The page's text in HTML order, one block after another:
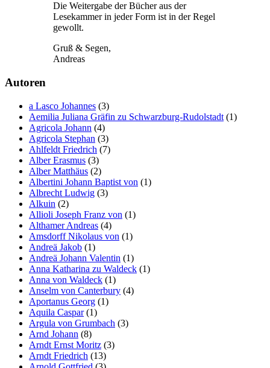
Die Weitergabe der Bücher aus der
Lesekammer in jeder Form ist in der Regel
gewollt.
Gruß & Segen,
Andreas
Autoren
a Lasco Johannes (3)
Aemilia Juliana Gräfin zu Schwarzburg-Rudolstadt (1)
Agricola Johann (4)
Agricola Stephan (3)
Ahlfeldt Friedrich (7)
Alber Erasmus (3)
Alber Matthäus (2)
Albertini Johann Baptist von (1)
Albrecht Ludwig (3)
Alkuin (2)
Allioli Joseph Franz von (1)
Althamer Andreas (4)
Amsdorff Nikolaus von (1)
Andreä Jakob (1)
Andreä Johann Valentin (1)
Anna Katharina zu Waldeck (1)
Anna von Waldeck (1)
Anselm von Canterbury (4)
Aportanus Georg (1)
Aquila Caspar(1)
Argula von Grumbach (3)
Arnd Johann (8)
Arndt Ernst Moritz (3)
Arndt Friedrich (13)